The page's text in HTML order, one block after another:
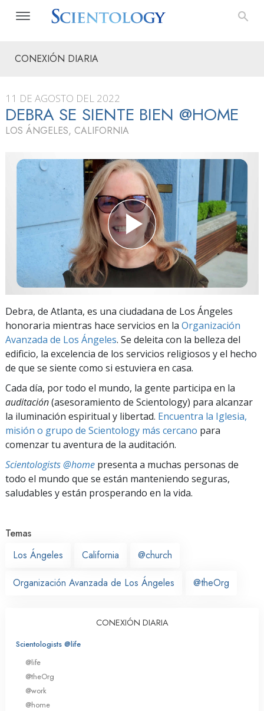
CONEXIÓN DIARIA
11 DE AGOSTO DEL 2022
DEBRA SE SIENTE BIEN @HOME
LOS ÁNGELES, CALIFORNIA
Debra, de Atlanta, es una ciudadana de Los Ángeles
honoraria mientras hace servicios en la Organización
Avanzada de Los Ángeles. Se deleita con la belleza del
edificio, la excelencia de los servicios religiosos y el hecho
de que se siente como si estuviera en casa.
Cada día, por todo el mundo, la gente participa en la
auditación(asesoramiento de Scientology) para alcanzar
la iluminación espiritual y libertad. Encuentra la Iglesia,
misión o grupo de Scientology más cercano para
comenzar tu aventura de la auditación.
Scientologists @home presenta a muchas personas de
todo el mundo que se están manteniendo seguras,
saludables y están prosperando en la vida.
Temas
Los Ángeles
California @church
Organización Avanzada de Los Ángeles @theOrg
CONEXIÓN DIARIA
Scientologists @life
@life
@theOrg
@work
@home